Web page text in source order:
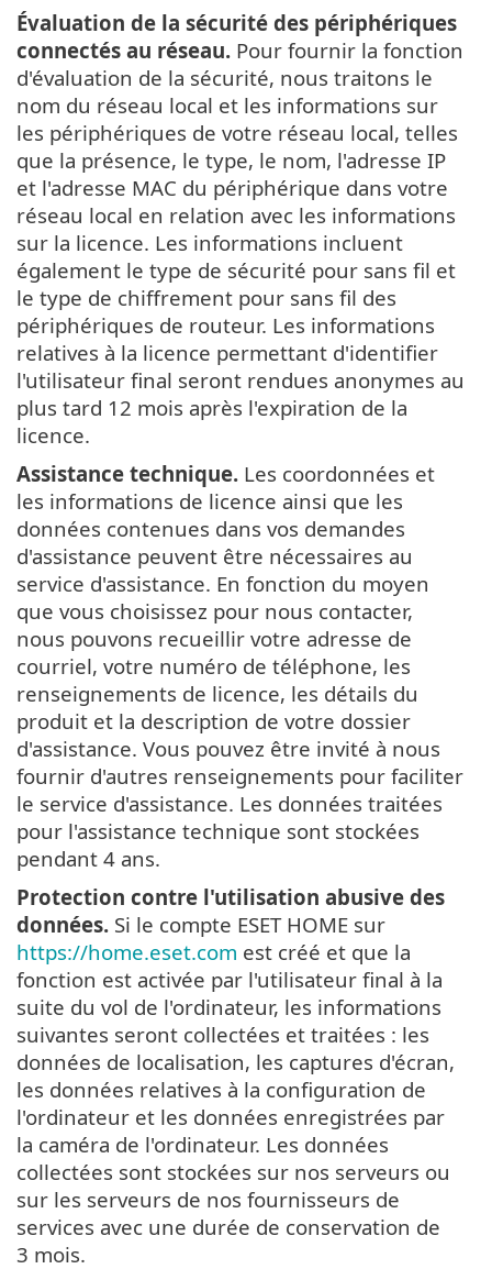
Évaluation de la sécurité des périphériques
connectés au réseau. Pour fournir la fonction
d'évaluation de la sécurité, nous traitons le
nom du réseau local et les informations sur
les périphériques de votre réseau local, telles
que la présence, le type, le nom, l'adresse IP
et l'adresse MAC du périphérique dans votre
réseau local en relation avec les informations
sur la licence. Les informations incluent
également le type de sécurité pour sans fil et
le type de chiffrement pour sans fil des
périphériques de routeur. Les informations
relatives à la licence permettant d'identifier
l'utilisateur final seront rendues anonymes au
plus tard 12 mois après l'expiration de la
licence.
Assistance technique. Les coordonnées et
les informations de licence ainsi que les
données contenues dans vos demandes
d'assistance peuvent être nécessaires au
service d'assistance. En fonction du moyen
que vous choisissez pour nous contacter,
nous pouvons recueillir votre adresse de
courriel, votre numéro de téléphone, les
renseignements de licence, les détails du
produit et la description de votre dossier
d'assistance. Vous pouvez être invité à nous
fournir d'autres renseignements pour faciliter
le service d'assistance. Les données traitées
pour l'assistance technique sont stockées
pendant 4 ans.
Protection contre l'utilisation abusive des
données. Si le compte ESET HOME sur
https://home.eset.com est créé et que la
fonction est activée par l'utilisateur final à la
suite du vol de l'ordinateur, les informations
suivantes seront collectées et traitées : les
données de localisation, les captures d'écran,
les données relatives à la configuration de
l'ordinateur et les données enregistrées par
la caméra de l'ordinateur. Les données
collectées sont stockées sur nos serveurs ou
sur les serveurs de nos fournisseurs de
services avec une durée de conservation de
3 mois.